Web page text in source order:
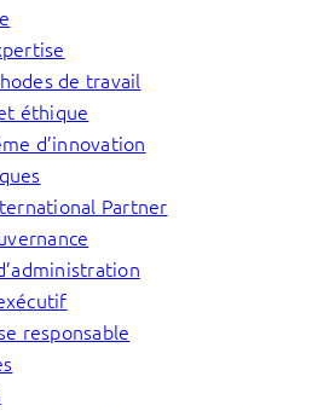
de travail
éthique
d’innovation
Partner
responsable